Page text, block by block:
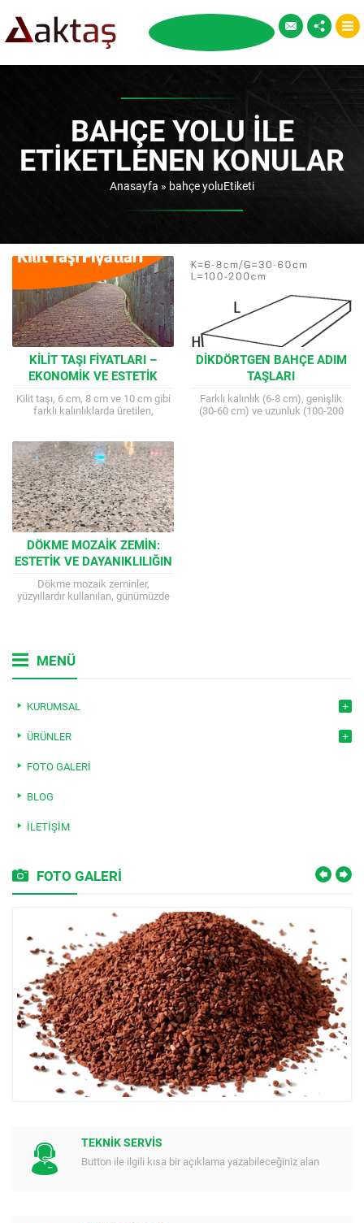
BAHÇE YOLU ILE
ETIKETLENEN KONULAR
Anasayfa » bahçe yoluEtiketi
KILIT TAŞI FIYATLARI –
EKONOMIK VE ESTETIK
ZEMIN ÇÖZÜMLERI
Kilit taşı, 6 cm, 8 cm ve 10 cm gibi
farklı kalınlıklarda üretilen,
DIKDÖRTGEN BAHÇE ADIM
TAŞLARI
Farklı kalınlık (6-8 cm), genişlik
(30-60 cm) ve uzunluk (100-200
DÖKME MOZAIK ZEMIN:
ESTETIK VE DAYANIKLILIĞIN
BULUŞTUĞU NOKTA
Dökme mozaik zeminler,
yüzyıllardır kullanılan, günümüzde
MENÜ
KURUMSAL
ÜRÜNLER
FOTO GALERI
BLOG
İLETIŞIM
FOTO GALERİ
TEKNİK SERVİS
Button ile ilgili kısa bir açıklama yazabileceğiniz alan